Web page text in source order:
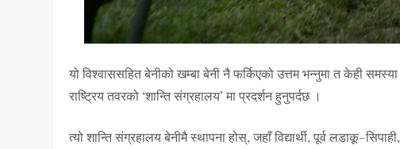
यो विश्वाससहित बेनीको खम्बा बेनी नै फर्किएको उत्तम भन्नुमा त केही
राष्ट्रिय तवरको ‘शान्ति संग्रहालय’ मा प्रदर्शन हुनुपर्दछ ।
त्यो शान्ति संग्रहालय बेनीमै स्थापना होस्, जहाँ विद्यार्थी, पूर्व